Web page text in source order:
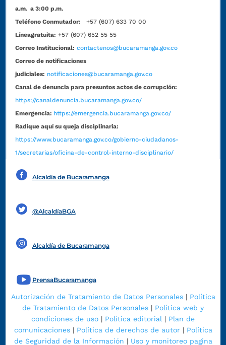
a.m. a 3:00 p.m.
Teléfono Conmutador:
+57 (607) 633 70 00
Líneagratuita: +57 (607) 652 55 55
Correo Institucional: contactenos@bucaramanga.gov.co
Correo de notificaciones
judiciales: notificaciones@bucaramanga.gov.co
Canal de denuncia para presuntos actos de corrupción:
https://canaldenuncia.bucaramanga.gov.co/
Emergencia: https://emergencia.bucaramanga.gov.co/
Radique aquí su queja disciplinaria:
https://www.bucaramanga.gov.co/gobierno-ciudadanos-
1/secretarias/oficina-de-control-interno-disciplinario/
Alcaldía de Bucaramanga
@AlcaldíaBGA
Alcaldía de Bucaramanga
PrensaBucaramanga
Autorización de Tratamiento de Datos Personales| Política
de Tratamiento de Datos Personales | Política web y
condiciones de uso | Política editorial | Plan de
comunicaciones| Política de derechos de autor| Política
de Seguridad de la Información | Uso y monitoreo pagina